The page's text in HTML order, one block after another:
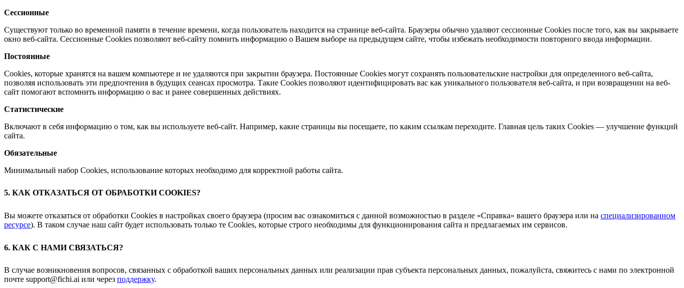
Сессионные
Существуют только во временной памяти в течение времени, когда пользователь находится на странице веб-сайта. Браузеры обычно удаляют сессионные Cookies после того, как вы закрываете
окно веб-сайта. Сессионные Cookies позволяют веб-сайту помнить информацию о Вашем выборе на предыдущем сайте, чтобы избежать необходимости повторного ввода информации.
Постоянные
Сookies, которые хранятся на вашем компьютере и не удаляются при закрытии браузера. Постоянные Сookies могут сохранять пользовательские настройки для определенного веб-сайта,
позволяя использовать эти предпочтения в будущих сеансах просмотра. Такие Cookies позволяют идентифицировать вас как уникального пользователя веб-сайта, и при возвращении на веб-
сайт помогают вспомнить информацию о вас и ранее совершенных действиях.
Статистические
Включают в себя информацию о том, как вы используете веб-сайт. Например, какие страницы вы посещаете, по каким ссылкам переходите. Главная цель таких Cookies — улучшение функций
сайта.
Обязательные
Минимальный набор Cookies, использование которых необходимо для корректной работы сайта.
5. КАК ОТКАЗАТЬСЯ ОТ ОБРАБОТКИ COOKIES?
Вы можете отказаться от обработки Cookies в настройках своего браузера (просим вас ознакомиться с данной возможностью в разделе «Справка» вашего браузера или на специализированном
ресурсе). В таком случае наш сайт будет использовать только те Cookies, которые строго необходимы для функционирования сайта и предлагаемых им сервисов.
6. КАК С НАМИ СВЯЗАТЬСЯ?
В случае возникновения вопросов, связанных с обработкой ваших персональных данных или реализации прав субъекта персональных данных, пожалуйста, свяжитесь с нами по электронной
почте support@fichi.ai или через поддержку.